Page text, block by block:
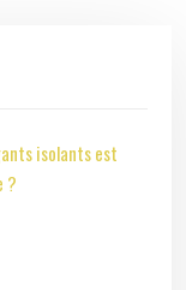
isolants est
?